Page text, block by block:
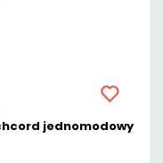
jednomodowy